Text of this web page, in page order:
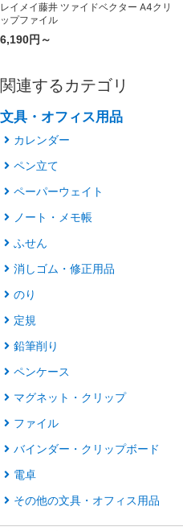
レイメイ藤井 ツァイドベクター A4クリ
ップファイル
6,190円～
関連するカテゴリ
文具・オフィス用品
カレンダー
ペン立て
ペーパーウェイト
ノート・メモ帳
ふせん
消しゴム・修正用品
のり
定規
鉛筆削り
ペンケース
マグネット・クリップ
ファイル
バインダー・クリップボード
電卓
その他の文具・オフィス用品